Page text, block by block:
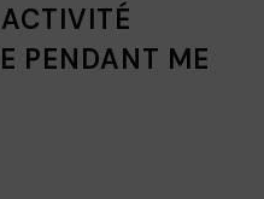
PENDANT ME